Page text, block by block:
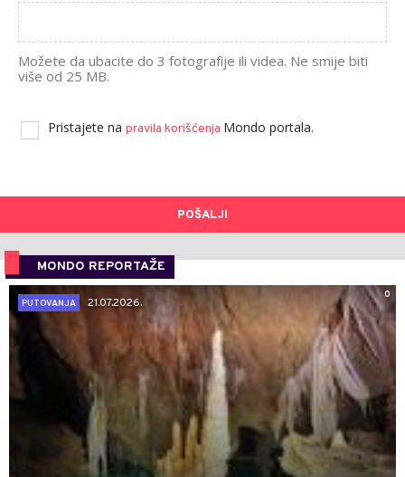
Možete da ubacite do 3 fotografije ili videa. Ne smije biti
više od 25 MB.
Pristajete na pravila korišćenja Mondo portala.
POŠALJI
MONDO REPORTAŽE
0
PUTOVANJA
21.07.2026.